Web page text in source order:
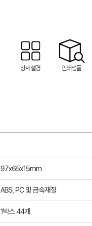
상세설명 인쇄샘플
97x65x15mm
ABS, PC 및 금속재질
1박스 44개